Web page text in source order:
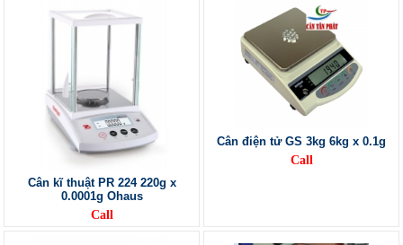
Cân kĩ thuật PR 224 220g x
0.0001g Ohaus
Call
Cân điện tử GS 3kg 6kg x 0.1g
Call